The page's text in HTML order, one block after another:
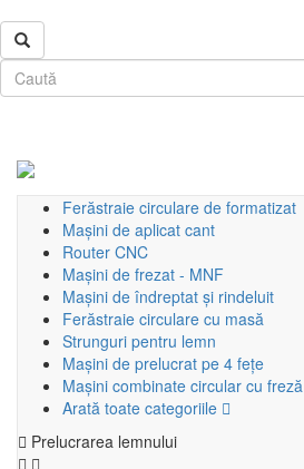
Ferăstraie circulare de formatizat
Mașini de aplicat cant
Router CNC
Mașini de frezat - MNF
Mașini de îndreptat și rindeluit
Ferăstraie circulare cu masă
Strunguri pentru lemn
Mașini de prelucrat pe 4 fețe
Mașini combinate circular cu freză
Arată toate categoriile
Prelucrarea lemnului